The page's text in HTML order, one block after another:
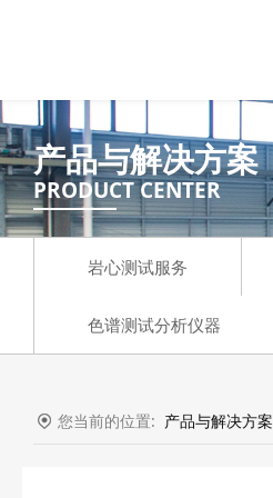
产品与解决方案
PRODUCT CENTER
岩心测试服务
色谱测试分析仪器
您当前的位置: 产品与解决方案